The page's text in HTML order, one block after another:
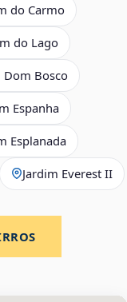
do Carmo
do Lago
Dom Bosco
Espanha
Esplanada
Jardim Everest II